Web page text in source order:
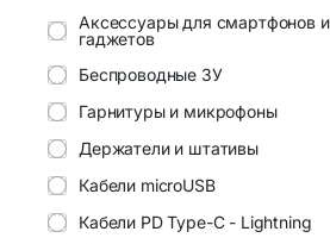
комплектующие
Антенны GSM
Комплектующие GSM
Антенны и усилители для ТВ
Аксессуары для смартфонов и
гаджетов
Беспроводные ЗУ
Гарнитуры и микрофоны
Держатели и штативы
Кабели microUSB
Кабели PD Type-C - Lightning